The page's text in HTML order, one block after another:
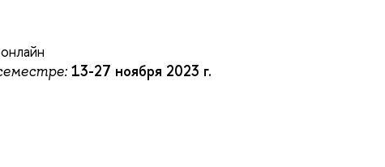
13-27 ноября 2023 г.